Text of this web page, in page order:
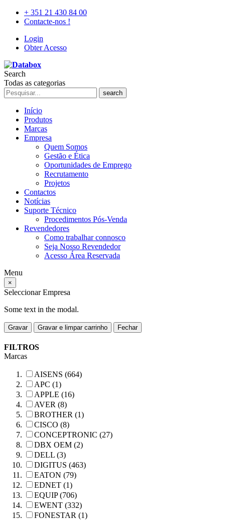
+ 351 21 430 84 00
Contacte-nos !
Login
Obter Acesso
Search
Todas as categorias
search
Início
Produtos
Marcas
Empresa
Quem Somos
Gestão e Ética
Oportunidades de Emprego
Recrutamento
Projetos
Contactos
Notícias
Suporte Técnico
Procedimentos Pós-Venda
Revendedores
Como trabalhar connosco
Seja Nosso Revendedor
Acesso Área Reservada
Menu
×
Seleccionar Empresa
Some text in the modal.
Gravar Gravar e limpar carrinho Fechar
FILTROS
Marcas
AISENS (664)
APC (1)
APPLE (16)
AVER (8)
BROTHER (1)
CISCO (8)
CONCEPTRONIC (27)
DBX OEM (2)
DELL (3)
DIGITUS (463)
EATON (79)
EDNET (1)
EQUIP (706)
EWENT (332)
FONESTAR (1)